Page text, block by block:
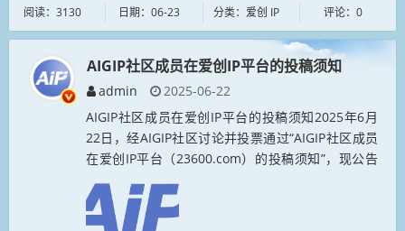
阅读：3130 日期：06-23 分类：爱创 IP 评论：0
AIGIP社区成员在爱创IP平台的投稿须知
admin
2025-06-22
AIGIP社区成员在爱创IP平台的投稿须知2025年6月
22日，经AIGIP社区讨论并投票通过“AIGIP社区成员
在爱创IP平台（23600.com）的投稿须知”，现公告
如下：*网站游客在注册成为23600.com平...